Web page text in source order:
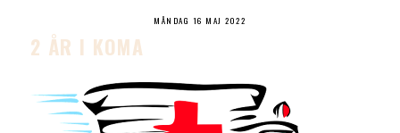
MÅNDAG 16 MAJ 2022
2 ÅR I KOMA